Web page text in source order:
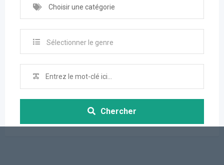
Choisir une catégorie
Sélectionner le genre
Chercher